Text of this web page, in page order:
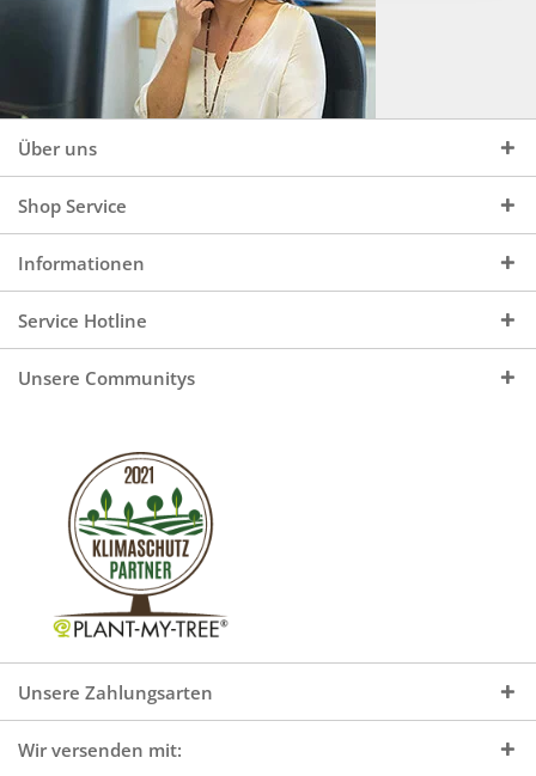
Über uns
Shop Service
Informationen
Service Hotline
Unsere Communitys
Unsere Zahlungsarten
Wir versenden mit: